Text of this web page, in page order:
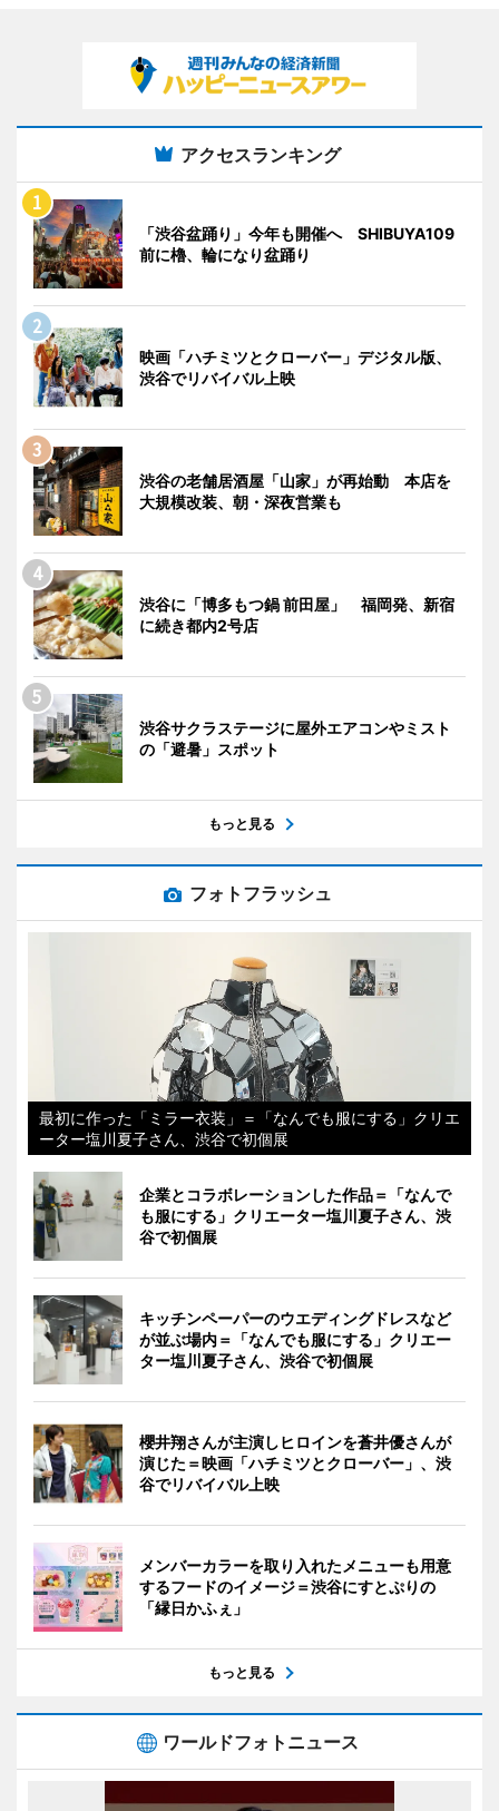
アクセスランキング
「渋谷盆踊り」今年も開催へ SHIBUYA109
前に櫓、輪になり盆踊り
映画「ハチミツとクローバー」デジタル版、
渋谷でリバイバル上映
渋谷の老舗居酒屋「山家」が再始動 本店を
大規模改装、朝・深夜営業も
渋谷に「博多もつ鍋 前田屋」 福岡発、新宿
に続き都内2号店
渋谷サクラステージに屋外エアコンやミスト
の「避暑」スポット
もっと見る
フォトフラッシュ
最初に作った「ミラー衣装」＝「なんでも服にする」クリエ
ーター塩川夏子さん、渋谷で初個展
企業とコラボレーションした作品＝「なんで
も服にする」クリエーター塩川夏子さん、渋
谷で初個展
キッチンペーパーのウエディングドレスなど
が並ぶ場内＝「なんでも服にする」クリエー
ター塩川夏子さん、渋谷で初個展
櫻井翔さんが主演しヒロインを蒼井優さんが
演じた＝映画「ハチミツとクローバー」、渋
谷でリバイバル上映
メンバーカラーを取り入れたメニューも用意
するフードのイメージ＝渋谷にすとぷりの
「縁日かふぇ」
もっと見る
ワールドフォトニュース